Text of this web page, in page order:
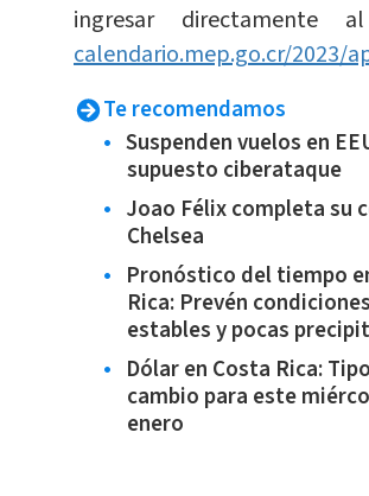
ingresar directamente
calendario.mep.go.cr/2023/
Te recomendamos
Suspenden vuelos en
supuesto ciberataque
Joao Félix completa su
Chelsea
Pronóstico del tiempo
Rica: Prevén condiciones
estables y pocas
Dólar en Costa Rica:
cambio para este
enero